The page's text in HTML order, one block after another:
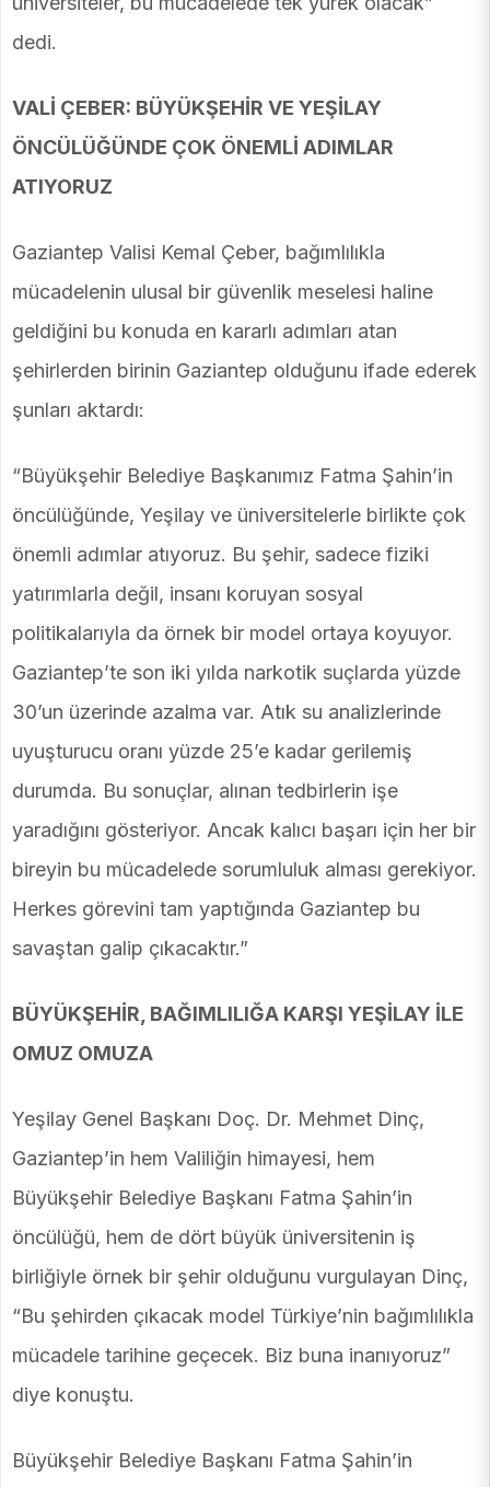
dedi.
VALİ ÇEBER: BÜYÜKŞEHİR VE YEŞİLAY
ÖNCÜLÜĞÜNDE ÇOK ÖNEMLİ ADIMLAR
ATIYORUZ
Gaziantep Valisi Kemal Çeber, bağımlılıkla
mücadelenin ulusal bir güvenlik meselesi haline
geldiğini bu konuda en kararlı adımları atan
şehirlerden birinin Gaziantep olduğunu ifade ederek
şunları aktardı:
“Büyükşehir Belediye Başkanımız Fatma Şahin’in
öncülüğünde, Yeşilay ve üniversitelerle birlikte çok
önemli adımlar atıyoruz. Bu şehir, sadece fiziki
yatırımlarla değil, insanı koruyan sosyal
politikalarıyla da örnek bir model ortaya koyuyor.
Gaziantep’te son iki yılda narkotik suçlarda yüzde
30’un üzerinde azalma var. Atık su analizlerinde
uyuşturucu oranı yüzde 25’e kadar gerilemiş
durumda. Bu sonuçlar, alınan tedbirlerin işe
yaradığını gösteriyor. Ancak kalıcı başarı için her bir
bireyin bu mücadelede sorumluluk alması gerekiyor.
Herkes görevini tam yaptığında Gaziantep bu
savaştan galip çıkacaktır.”
BÜYÜKŞEHİR, BAĞIMLILIĞA KARŞI YEŞİLAY İLE
OMUZ OMUZA
Yeşilay Genel Başkanı Doç. Dr. Mehmet Dinç,
Gaziantep’in hem Valiliğin himayesi, hem
Büyükşehir Belediye Başkanı Fatma Şahin’in
öncülüğü, hem de dört büyük üniversitenin iş
birliğiyle örnek bir şehir olduğunu vurgulayan Dinç,
“Bu şehirden çıkacak model Türkiye’nin bağımlılıkla
mücadele tarihine geçecek. Biz buna inanıyoruz”
diye konuştu.
Büyükşehir Belediye Başkanı Fatma Şahin’in